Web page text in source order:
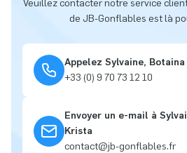
Veuillez contacter notre service
de JB-Gonflables est là
Appelez Sylvaine,
+33 (0) 9 70 73 12 10
Envoyer un e-mail à
Krista
contact@jb-gonflables.fr